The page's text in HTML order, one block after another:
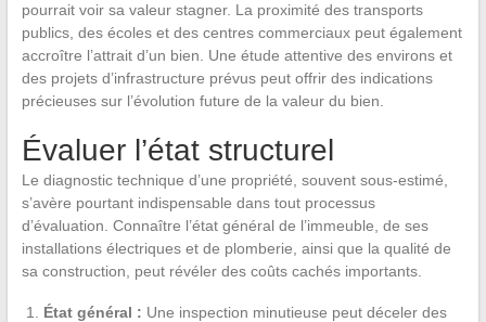
pourrait voir sa valeur stagner. La proximité des transports
publics, des écoles et des centres commerciaux peut également
accroître l’attrait d’un bien. Une étude attentive des environs et
des projets d’infrastructure prévus peut offrir des indications
précieuses sur l’évolution future de la valeur du bien.
Évaluer l’état structurel
Le diagnostic technique d’une propriété, souvent sous-estimé,
s’avère pourtant indispensable dans tout processus
d’évaluation. Connaître l’état général de l’immeuble, de ses
installations électriques et de plomberie, ainsi que la qualité de
sa construction, peut révéler des coûts cachés importants.
État général : Une inspection minutieuse peut déceler des